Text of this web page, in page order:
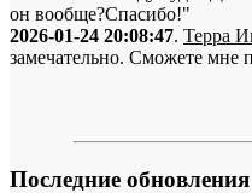
он вообще?Спасибо!"
2026-01-24 20:08:47. Терра
замечательно. Сможете мне
Последние обновления